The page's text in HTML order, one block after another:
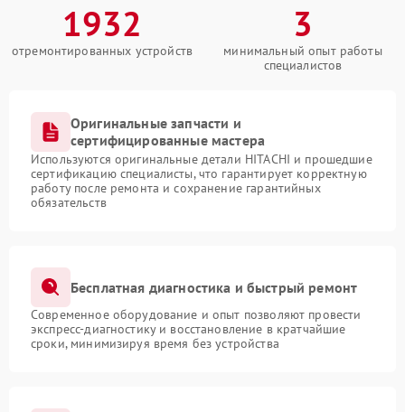
1932
отремонтированных устройств
3
минимальный опыт работы
специалистов
Оригинальные запчасти и
сертифицированные мастера
Используются оригинальные детали HITACHI и прошедшие
сертификацию специалисты, что гарантирует корректную
работу после ремонта и сохранение гарантийных
обязательств
Бесплатная диагностика и быстрый ремонт
Современное оборудование и опыт позволяют провести
экспресс-диагностику и восстановление в кратчайшие
сроки, минимизируя время без устройства